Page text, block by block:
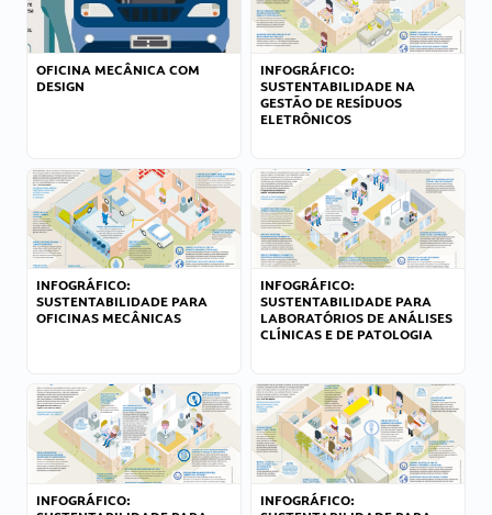
OFICINA MECÂNICA COM
DESIGN
INFOGRÁFICO:
SUSTENTABILIDADE NA
GESTÃO DE RESÍDUOS
ELETRÔNICOS
INFOGRÁFICO:
SUSTENTABILIDADE PARA
OFICINAS MECÂNICAS
INFOGRÁFICO:
SUSTENTABILIDADE PARA
LABORATÓRIOS DE ANÁLISES
CLÍNICAS E DE PATOLOGIA
INFOGRÁFICO:
INFOGRÁFICO: